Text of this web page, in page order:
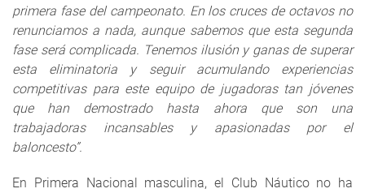
primera fase del campeonato. En los cruces de octavos no
renunciamos a nada, aunque sabemos que esta segunda
fase será complicada. Tenemos ilusión y ganas de superar
esta eliminatoria y seguir acumulando experiencias
competitivas para este equipo de jugadoras tan jóvenes
que han demostrado hasta ahora que son una
trabajadoras incansables y apasionadas por el
baloncesto”.
En Primera Nacional masculina, el Club Náutico no ha